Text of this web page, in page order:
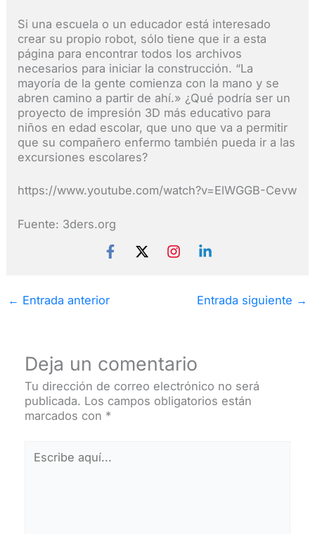
Si una escuela o un educador está interesado
crear su propio robot, sólo tiene que ir a esta
página para encontrar todos los archivos
necesarios para iniciar la construcción. “La
mayoría de la gente comienza con la mano y se
abren camino a partir de ahí.» ¿Qué podría ser un
proyecto de impresión 3D más educativo para
niños en edad escolar, que uno que va a permitir
que su compañero enfermo también pueda ir a las
excursiones escolares?
https://www.youtube.com/watch?v=ElWGGB-Cevw
Fuente: 3ders.org
← Entrada anterior Entrada siguiente →
Deja un comentario
Tu dirección de correo electrónico no será
publicada. Los campos obligatorios están
marcados con *
aquí...